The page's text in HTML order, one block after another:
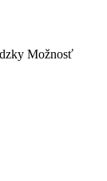
Možnosť